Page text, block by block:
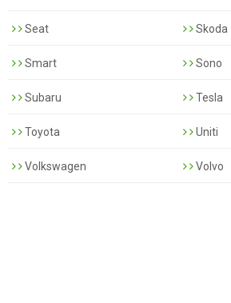
Seat Skoda
Smart Sono
Subaru Tesla
Toyota Uniti
Volkswagen Volvo